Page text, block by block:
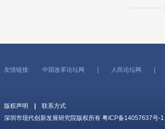
友情链接: 中国改革论坛网 人民论坛网
版权声明
联系方式
深圳市现代创新发展研究院版权所有 粤ICP备14057637号-1